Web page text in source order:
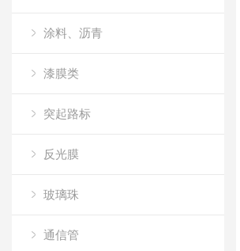
涂料、沥青
漆膜类
突起路标
反光膜
玻璃珠
通信管